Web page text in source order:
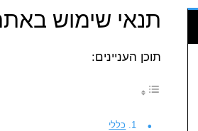
תנאי שימוש
תוכן העניינים:
כללי